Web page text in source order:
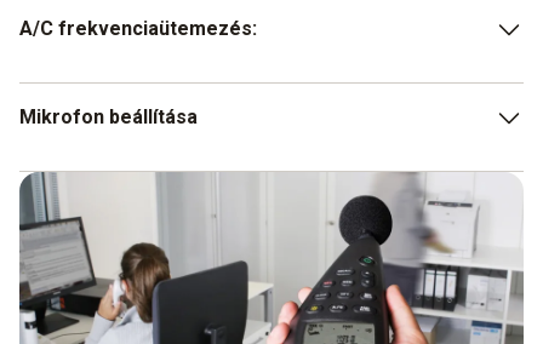
hangerősség szempontjából lassan változó zajok
nyomja meg a FAST gombot. (mérés 125
A/C frekvenciaütemezés:
műszeren. A C gomb megnyomásával az alacsony
Mikrofon beállítása
A mikrofont tartsa a zajforrás felé.